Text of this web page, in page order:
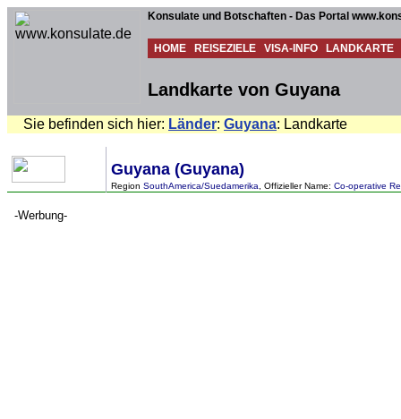
Konsulate und Botschaften - Das Portal
HOME REISEZIELE VISA-INFO LANDKARTE
Landkarte von Guyana
Sie befinden sich hier: Länder: Guyana: Landkarte
Guyana (Guyana)
Region SouthAmerica/Suedamerika , Offizieller Name: Co-operative
-Werbung-